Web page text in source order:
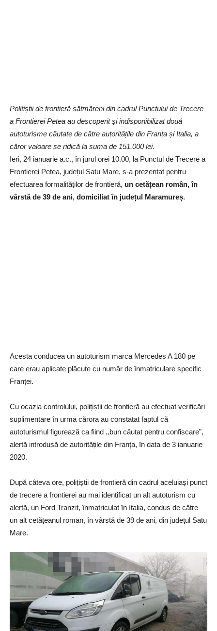
Polițiștii de frontieră sătmăreni din cadrul Punctului de Trecere
a Frontierei Petea au descoperit și indisponibilizat două
autoturisme căutate de către autoritățile din Franța și Italia, a
căror valoare se ridică la suma de 151.000 lei.
Ieri, 24 ianuarie a.c., în jurul orei 10.00, la Punctul de Trecere a
Frontierei Petea, județul Satu Mare, s-a prezentat pentru
efectuarea formalităților de frontieră, un cetățean român, în
vârstă de 39 de ani, domiciliat în județul Maramureș.
Acesta conducea un autoturism marca Mercedes A 180 pe
care erau aplicate plăcuțe cu număr de înmatriculare specific
Franței.
Cu ocazia controlului, polițiștii de frontieră au efectuat verificări
suplimentare în urma cărora au constatat faptul că
autoturismul figurează ca fiind ,,bun căutat pentru confiscare”,
alertă introdusă de autoritățile din Franța, în data de 3 ianuarie
2020.
După câteva ore, polițiștii de frontieră din cadrul aceluiași punct
de trecere a frontierei au mai identificat un alt autoturism cu
alertă, un Ford Tranzit, înmatriculat în Italia, condus de către
un alt cetățeanul roman, în vârstă de 39 de ani, din județul Satu
Mare.